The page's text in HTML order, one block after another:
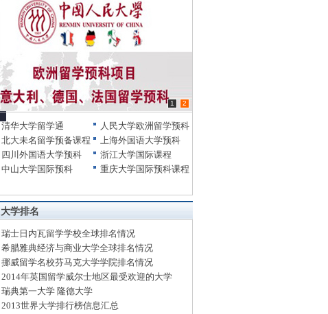
1 2
清华大学留学通
人民大学欧洲留学预科
北大未名留学预备课程
上海外国语大学预科
四川外国语大学预科
浙江大学国际课程
中山大学国际预科
重庆大学国际预科课程
大学排名
瑞士日内瓦留学学校全球排名情况
希腊雅典经济与商业大学全球排名情况
挪威留学名校芬马克大学学院排名情况
2014年英国留学威尔士地区最受欢迎的大学
瑞典第一大学 隆德大学
2013世界大学排行榜信息汇总